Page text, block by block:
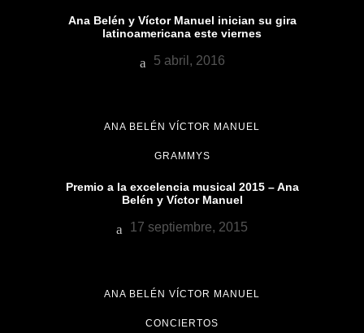
Ana Belén y Víctor Manuel inician su gira
latinoamericana este viernes
5 abril, 2016
ANA BELÉN VÍCTOR MANUEL
GRAMMYS
Premio a la excelencia musical 2015 – Ana
Belén y Víctor Manuel
17 septiembre, 2015
ANA BELÉN VÍCTOR MANUEL
CONCIERTOS